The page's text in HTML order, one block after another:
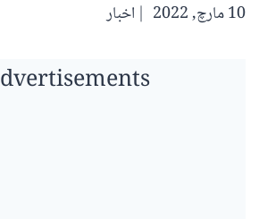
10 مارچ, 2022 اخبار